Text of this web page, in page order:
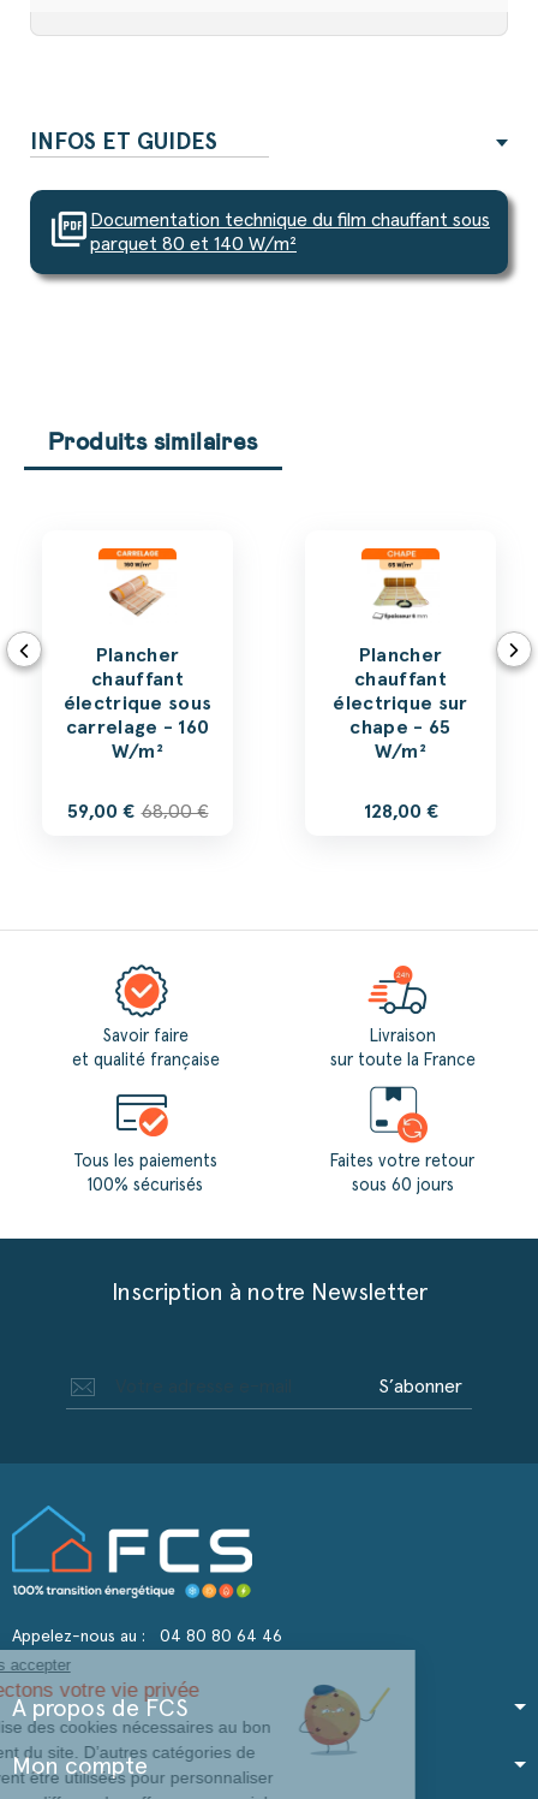
INFOS ET GUIDES
picture_as_pdf Documentation technique du film chauffant sous
parquet 80 et 140 W/m²
Produits similaires
Plancher
chauffant
électrique sous
carrelage - 160
W/m²
59,00 € 68,00 €
Plancher
chauffant
électrique sur
chape - 65
W/m²
128,00 €
Savoir faire
et qualité française
Tous les paiements
100% sécurisés
Livraison
sur toute la France
Faites votre retour
sous 60 jours
Inscription à notre Newsletter
S’abonner
Appelez-nous au : 04 80 80 64 46
A propos de FCS
Mon compte
Continuer sans accepter
Nous respectons votre vie privée
Notre site utilise des cookies nécessaires au bon
fonctionnement du site. D’autres catégories de
cookies peuvent être utilisées pour personnaliser